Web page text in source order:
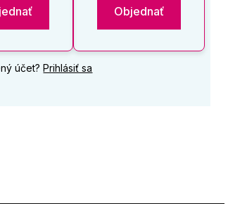
Objednať
účet?Prihlásiť sa